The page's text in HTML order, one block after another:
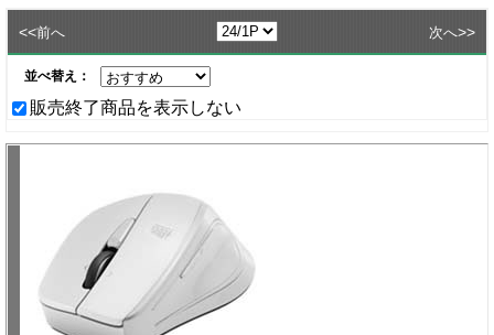
<<前へ 次へ>>
並べ替え：
販売終了商品を表示しない